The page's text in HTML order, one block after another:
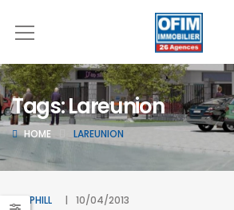
Tags: Lareunion
HOME LAREUNION
PHILL 10/04/2013